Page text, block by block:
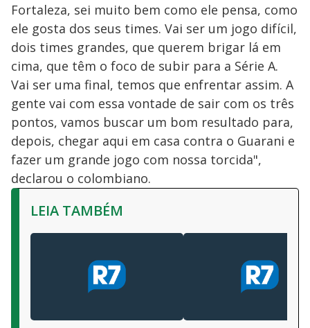
Fortaleza, sei muito bem como ele pensa, como
ele gosta dos seus times. Vai ser um jogo difícil,
dois times grandes, que querem brigar lá em
cima, que têm o foco de subir para a Série A.
Vai ser uma final, temos que enfrentar assim. A
gente vai com essa vontade de sair com os três
pontos, vamos buscar um bom resultado para,
depois, chegar aqui em casa contra o Guarani e
fazer um grande jogo com nossa torcida",
declarou o colombiano.
LEIA TAMBÉM